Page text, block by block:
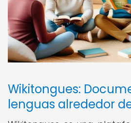
Wikitongues:
lenguas alrededor